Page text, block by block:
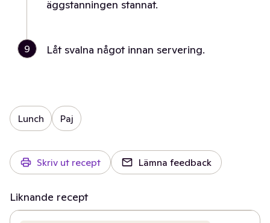
äggstanningen stannat.
9 Låt svalna något innan servering.
Lunch Paj
Skriv ut recept Lämna feedback
Liknande recept